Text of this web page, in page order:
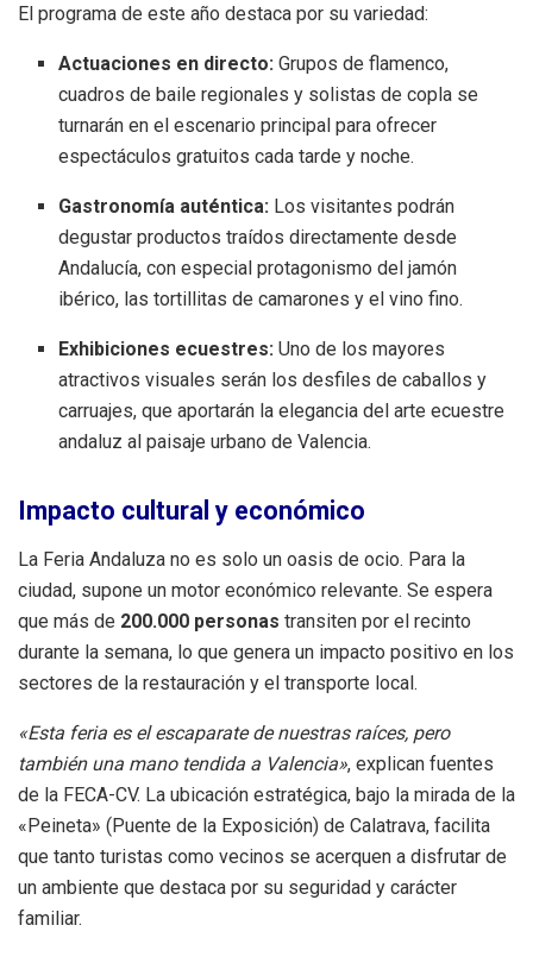
El programa de este año destaca por su variedad:
Actuaciones en directo: Grupos de flamenco,
cuadros de baile regionales y solistas de copla se
turnarán en el escenario principal para ofrecer
espectáculos gratuitos cada tarde y noche.
Gastronomía auténtica: Los visitantes podrán
degustar productos traídos directamente desde
Andalucía, con especial protagonismo del jamón
ibérico, las tortillitas de camarones y el vino fino.
Exhibiciones ecuestres: Uno de los mayores
atractivos visuales serán los desfiles de caballos y
carruajes, que aportarán la elegancia del arte ecuestre
andaluz al paisaje urbano de Valencia.
Impacto cultural y económico
La Feria Andaluza no es solo un oasis de ocio. Para la
ciudad, supone un motor económico relevante. Se espera
que más de 200.000 personas transiten por el recinto
durante la semana, lo que genera un impacto positivo en los
sectores de la restauración y el transporte local.
«Esta feria es el escaparate de nuestras raíces, pero
también una mano tendida a Valencia», explican fuentes
de la FECA-CV. La ubicación estratégica, bajo la mirada de la
«Peineta» (Puente de la Exposición) de Calatrava, facilita
que tanto turistas como vecinos se acerquen a disfrutar de
un ambiente que destaca por su seguridad y carácter
familiar.